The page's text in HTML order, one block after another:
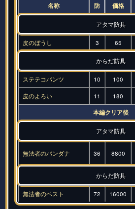
名称 防 価格
アタマ防具
皮のぼうし 3 65
からだ防具
ステテコパンツ 10 100
皮のよろい 11 180
本編クリア後
アタマ防具
無法者のバンダナ 36 8800
からだ防具
無法者のベスト 72 16000